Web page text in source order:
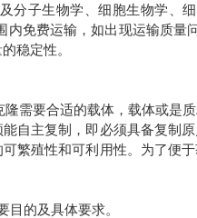
分子生物学、细胞生物学、
免费运输，如出现运输质量
稳定性。
需要合适的载体，载体或是
自主复制，即必须具备复制
繁殖性和可利用性。为了便
目的及具体要求。